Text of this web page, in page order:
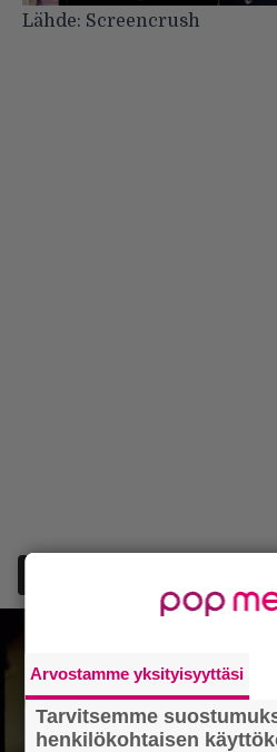
Lähde: Screencrush
Arvostamme yksityisyyttäsi
Tarvitsemme
henkilökohtaisen